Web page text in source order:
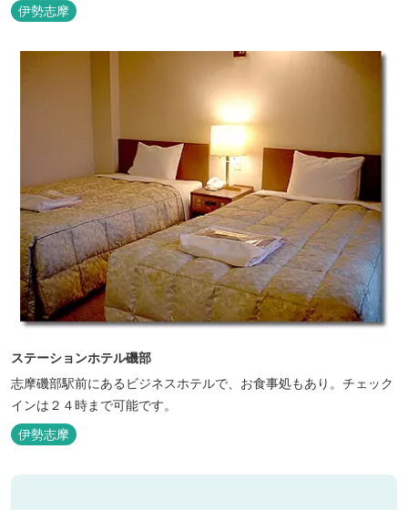
伊勢志摩
ステーションホテル磯部
志摩磯部駅前にあるビジネスホテルで、お食事処もあり。チェック
インは２４時まで可能です。
伊勢志摩